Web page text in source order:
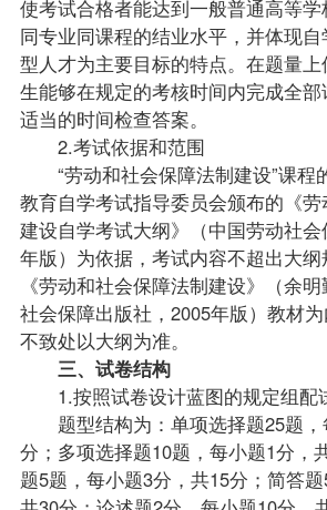
使考试合格者能达到一般普通高等
同专业同课程的结业水平，并体现
型人才为主要目标的特点。在题量
生能够在规定的考核时间内完成全部
适当的时间检查答案。
2.考试依据和范围
“劳动和社会保障法制建设”课程
教育自学考试指导委员会颁布的《
建设自学考试大纲》（中国劳动社
年版）为依据，考试内容不超出大
《劳动和社会保障法制建设》（余
社会保障出版社，2005年版） 教材
不致处以大纲为准。
三、试卷结构
1.按照试卷设计蓝图的规定组配
题型结构为：单项选择题25题，
分；多项选择题10题，每小题1分，
题5题，每小题3分，共15分；简答题